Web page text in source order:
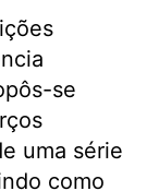
se
uma série
como